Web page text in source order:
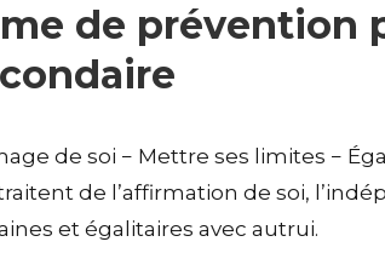
de prévention
de soi − Mettre ses limites −
traitent de l’affirmation de soi,
et égalitaires avec autrui.